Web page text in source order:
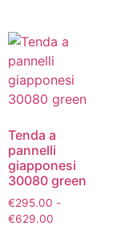
Tenda a
pannelli
giapponesi
30080 green
€295.00 -
€629.00